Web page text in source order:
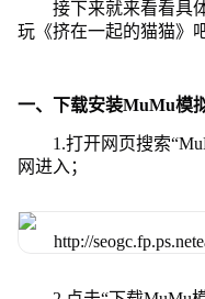
接下来就来看看具
玩《挤在一起的猫猫》吧
一、下载安装MuMu模
1.打开网页搜索
网进入；